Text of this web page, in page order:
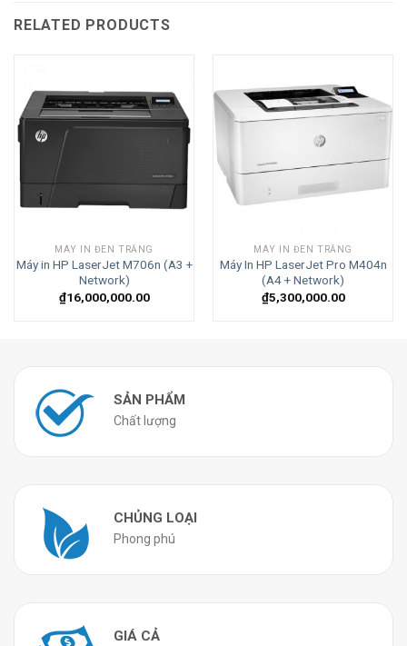
RELATED PRODUCTS
MÁY IN ĐEN TRẮNG
Máy in HP LaserJet M706n (A3 +
Network)
₫16,000,000.00
MÁY IN ĐEN TRẮNG
Máy In HP LaserJet Pro M404n
(A4 + Network)
₫5,300,000.00
SẢN PHẨM
Chất lượng
CHỦNG LOẠI
Phong phú
GIÁ CẢ